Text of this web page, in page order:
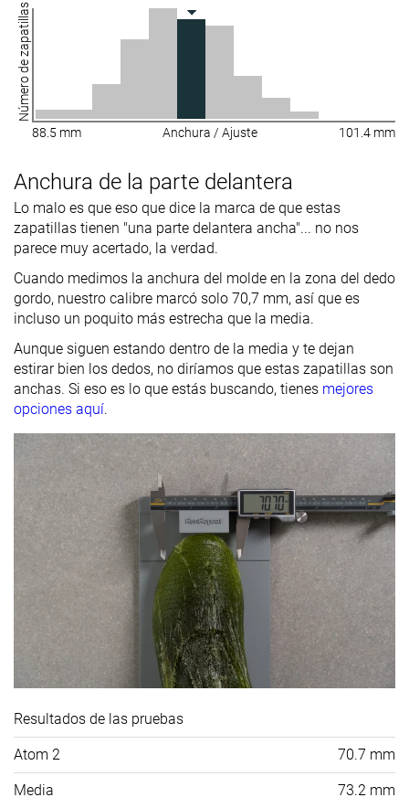
Número de zapatillas
88.5 mm Anchura / Ajuste 101.4 mm
Anchura de la parte delantera
Lo malo es que eso que dice la marca de que estas
zapatillas tienen "una parte delantera ancha"... no nos
parece muy acertado, la verdad.
Cuando medimos la anchura del molde en la zona del dedo
gordo, nuestro calibre marcó solo 70,7 mm, así que es
incluso un poquito más estrecha que la media.
Aunque siguen estando dentro de la media y te dejan
estirar bien los dedos, no diríamos que estas zapatillas son
anchas. Si eso es lo que estás buscando, tienes mejores
opciones aquí.
Resultados de las pruebas
Atom 2 70.7 mm
Media 73.2 mm